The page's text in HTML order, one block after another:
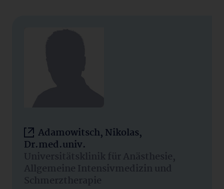
Adamowitsch, Nikolas,
Dr.med.univ.
Universitätsklinik für Anästhesie,
Allgemeine Intensivmedizin und
Schmerztherapie